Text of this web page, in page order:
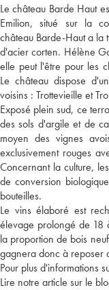
Le château Barde Haut
Emilion, situé sur la
château Barde-Haut a la
d'acier corten. Hélène
elle peut l'être pour les
Le château dispose
voisins : Trottevieille et
Exposé plein sud, ce
des sols d'argile et de
moyen des vignes
exclusivement rouges
Concernant la culture,
de conversion
bouteilles.
Le vins élaboré est
élevage prolongé de 18
la proportion de bois
gagnera donc à reposer
Pour plus d'informations
Lire notre article sur le